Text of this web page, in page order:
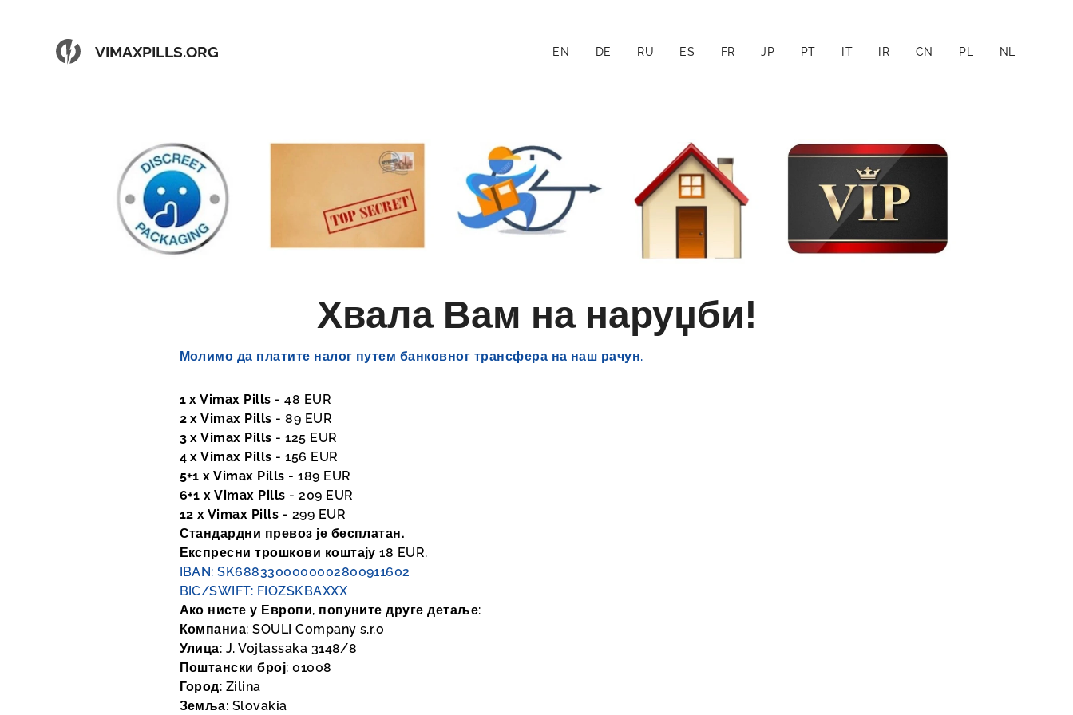
VIMAXPILLS.ORG EN DE RU ES FR JP PT IT IR CN PL NL
Хвала Вам на наруџби!
Молимо да платите налог путем банковног трансфера на наш рачун.
1 x Vimax Pills - 48 EUR
2 x Vimax Pills - 89 EUR
3 x Vimax Pills - 125 EUR
4 x Vimax Pills - 156 EUR
5+1 x Vimax Pills - 189 EUR
6+1 x Vimax Pills - 209 EUR
12 x Vimax Pills - 299 EUR
Стандардни превоз је бесплатан.
Експресни трошкови коштају 18 EUR.
IBAN: SK6883300000002800911602
BIC/SWIFT: FIOZSKBAXXX
Ако нисте у Европи, попуните друге детаље:
Компаниа: SOULI Company s.r.o
Улица: J. Vojtassaka 3148/8
Поштански број: 01008
Город: Zilina
Земља: Slovakia